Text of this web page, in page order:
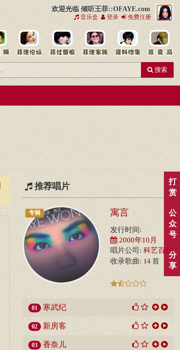
欢迎光临 倾听王菲::OFAYE.com
音乐盒 登录 免费注册
搜索
推荐唱片
专辑 寓言
发行时间:
2000年10月
唱片公司: 科艺百代
收录歌曲: 14 首
01 寒武纪
02 新房客
03 香奈儿
打
赏
公
众
号
分
享